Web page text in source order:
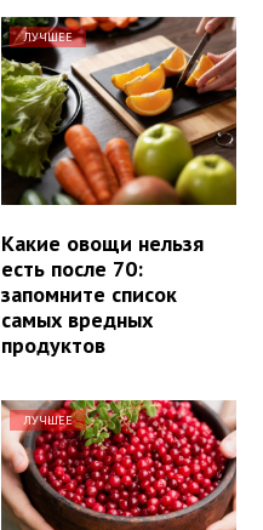
ЛУЧШЕЕ
Какие овощи нельзя
есть после 70:
запомните список
самых вредных
продуктов
ЛУЧШЕЕ